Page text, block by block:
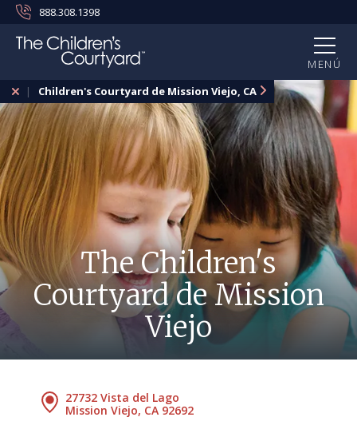
888.308.1398
MENÚ
Children's Courtyard de Mission Viejo, CA
The Children's
Courtyard de Mission
Viejo
27732 Vista del Lago
Mission Viejo, CA 92692